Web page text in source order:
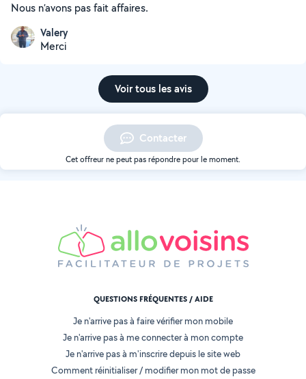
Nous n’avons pas fait affaires.
Valery
Merci
Voir tous les avis
Contacter
Cet offreur ne peut pas répondre pour le moment.
QUESTIONS FRÉQUENTES / AIDE
Je n'arrive pas à faire vérifier mon mobile
Je n'arrive pas à me connecter à mon compte
Je n'arrive pas à m'inscrire depuis le site web
Comment réinitialiser / modifier mon mot de passe